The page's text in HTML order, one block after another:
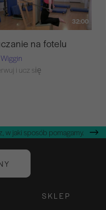
32:00
na fotelu
i ucz się
w jaki sposób pomagamy.
SKLEP